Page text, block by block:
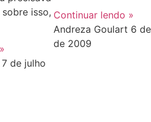
isso,
7 de julho
Continuar lendo »
Andreza Goulart 6
de 2009